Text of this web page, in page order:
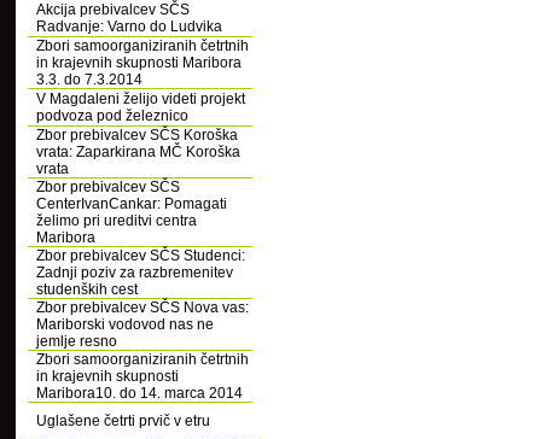
Akcija prebivalcev SČS
Radvanje: Varno do Ludvika
Zbori samoorganiziranih četrtnih
in krajevnih skupnosti Maribora
3.3. do 7.3.2014
V Magdaleni želijo videti projekt
podvoza pod železnico
Zbor prebivalcev SČS Koroška
vrata: Zaparkirana MČ Koroška
vrata
Zbor prebivalcev SČS
CenterIvanCankar: Pomagati
želimo pri ureditvi centra
Maribora
Zbor prebivalcev SČS Studenci:
Zadnji poziv za razbremenitev
studenških cest
Zbor prebivalcev SČS Nova vas:
Mariborski vodovod nas ne
jemlje resno
Zbori samoorganiziranih četrtnih
in krajevnih skupnosti
Maribora10. do 14. marca 2014
Uglašene četrti prvič v etru